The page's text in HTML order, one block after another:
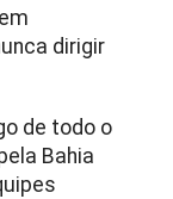
dirigir
de todo o
Bahia